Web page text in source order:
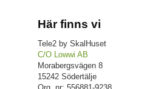
Här finns vi
Tele2 by SkalHuset
C/O Lowwi AB
Morabergsvägen 8
15242 Södertälje